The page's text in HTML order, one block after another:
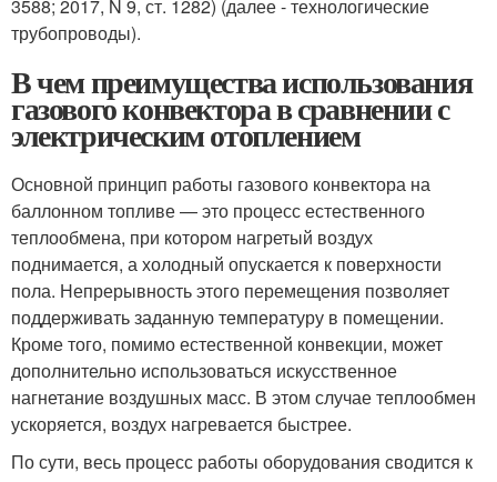
3588; 2017, N 9, ст. 1282) (далее - технологические
трубопроводы).
В чем преимущества использования
газового конвектора в сравнении с
электрическим отоплением
Основной принцип работы газового конвектора на
баллонном топливе — это процесс естественного
теплообмена, при котором нагретый воздух
поднимается, а холодный опускается к поверхности
пола. Непрерывность этого перемещения позволяет
поддерживать заданную температуру в помещении.
Кроме того, помимо естественной конвекции, может
дополнительно использоваться искусственное
нагнетание воздушных масс. В этом случае теплообмен
ускоряется, воздух нагревается быстрее.
По сути, весь процесс работы оборудования сводится к